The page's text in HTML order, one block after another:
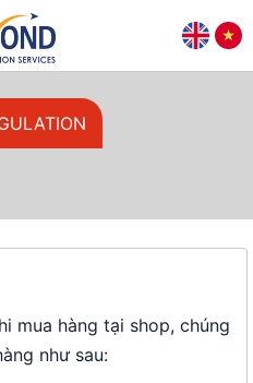
mua hàng tại shop, chúng
như sau: